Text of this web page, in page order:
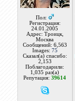
Пол:
Регистрация:
24.01.2005
Адрес: Троицк,
Москва
Сообщений: 6,563
Images: 75
Сказал(а) спасибо:
2,153
Поблагодарили:
1,035 раз(а)
Репутация:39614